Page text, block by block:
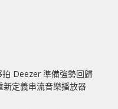
拍 Deezer 準備強勢回歸
定義串流音樂播放器